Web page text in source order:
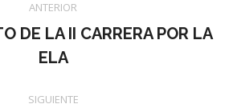
ANTERIOR
Publicación
anterior:
DE LA II CARRERA POR LA
ELA
SIGUIENTE